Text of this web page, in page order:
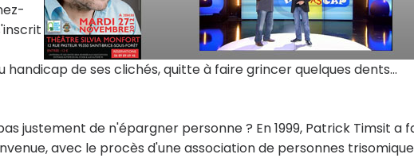
de ses clichés, quitte à faire grincer quelques dents...
justement de n'épargner personne ? En 1999, Patrick Timsit a
avec le procès d'une association de personnes